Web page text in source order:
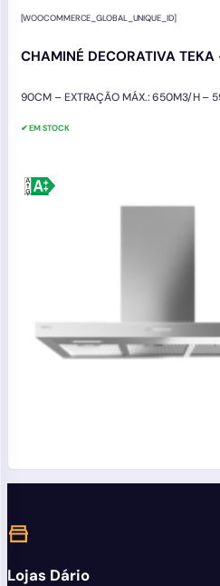
[WOOCOMMERCE_GLOBAL_UNIQUE_ID]
CHAMINÉ DECORATIVA
90CM – EXTRAÇÃO MÁX.: 650M3/H –
✔ EM STOCK
Lojas Dário